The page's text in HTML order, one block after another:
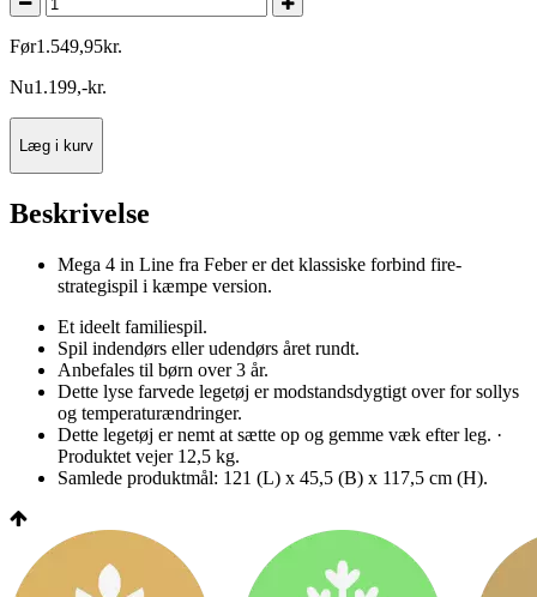
Før1.549,95kr.
Nu1.199,-kr.
Læg i kurv
Beskrivelse
Mega 4 in Line fra Feber er det klassiske forbind fire-
strategispil i kæmpe version.
Et ideelt familiespil.
Spil indendørs eller udendørs året rundt.
Anbefales til børn over 3 år.
Dette lyse farvede legetøj er modstandsdygtigt over for sollys
og temperaturændringer.
Dette legetøj er nemt at sætte op og gemme væk efter leg. ·
Produktet vejer 12,5 kg.
Samlede produktmål: 121 (L) x 45,5 (B) x 117,5 cm (H).